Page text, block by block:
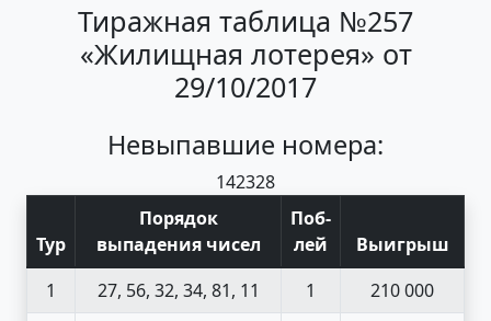
Тиражная таблица №257
«Жилищная лотерея» от
29/10/2017
Невыпавшие номера:
142328
Тур
Порядок
выпадения чисел
Поб-
лей
Выигрыш
1
27, 56, 32, 34, 81, 11 1
210 000